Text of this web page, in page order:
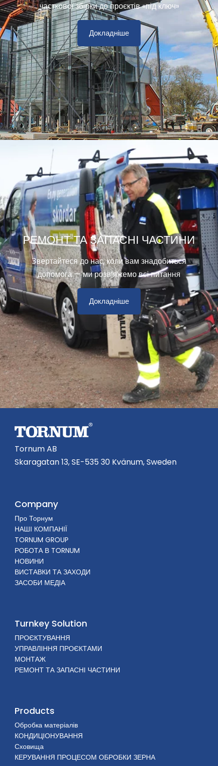
часткової збірки до проєктів «під ключ»
Докладніше
РЕМОНТ ТА ЗАПАСНІ ЧАСТИНИ
Звертайтеся до нас, коли вам знадобиться
допомога — ми розв’яжемо всі питання
Докладніше
Tornum AB
Skaragatan 13, SE-535 30 Kvänum, Sweden
Company
Про Торнум
НАШІ КОМПАНІЇ
TORNUM GROUP
РОБОТА В TORNUM
НОВИНИ
ВИСТАВКИ ТА ЗАХОДИ
ЗАСОБИ МЕДІА
Turnkey Solution
ПРОЄКТУВАННЯ
УПРАВЛІННЯ ПРОЄКТАМИ
МОНТАЖ
РЕМОНТ ТА ЗАПАСНІ ЧАСТИНИ
Products
Обробка матеріалів
КОНДИЦІОНУВАННЯ
Сховища
КЕРУВАННЯ ПРОЦЕСОМ ОБРОБКИ ЗЕРНА